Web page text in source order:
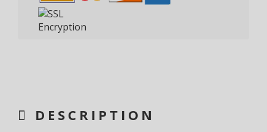
DESCRIPTION